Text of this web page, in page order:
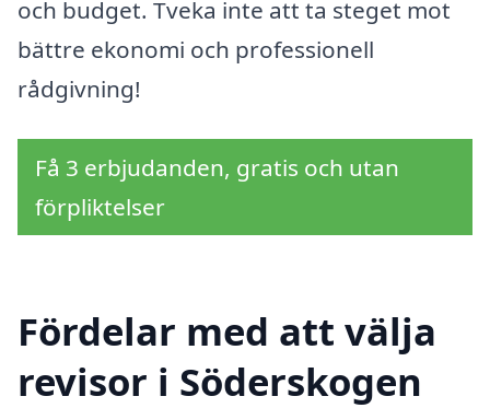
och budget. Tveka inte att ta steget mot
bättre ekonomi och professionell
rådgivning!
Få 3 erbjudanden, gratis och utan
förpliktelser
Fördelar med att välja
revisor i Söderskogen